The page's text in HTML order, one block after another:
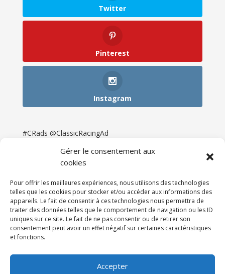
Gérer le consentement aux
cookies
Pour offrir les meilleures expériences, nous utilisons des technologies
telles que les cookies pour stocker et/ou accéder aux informations des
appareils. Le fait de consentir à ces technologies nous permettra de
traiter des données telles que le comportement de navigation ou les ID
uniques sur ce site. Le fait de ne pas consentir ou de retirer son
consentement peut avoir un effet négatif sur certaines caractéristiques
et fonctions.
Accepter
Twitter
Pinterest
Instagram
#CRads @ClassicRacingAd
Newsletter & Presse
Partenaires
Tarifs
Espace Client